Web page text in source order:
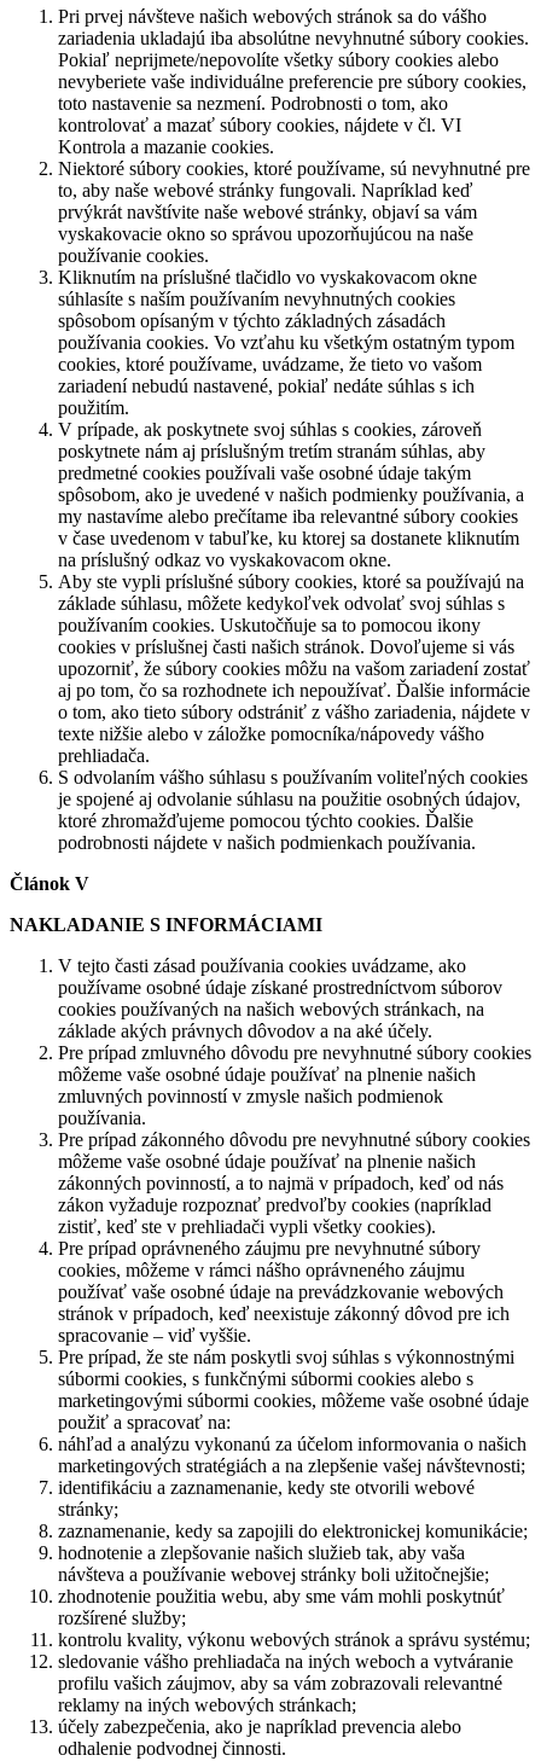
Pri prvej návšteve našich webových stránok sa do vášho
zariadenia ukladajú iba absolútne nevyhnutné súbory cookies.
Pokiaľ neprijmete/nepovolíte všetky súbory cookies alebo
nevyberiete vaše individuálne preferencie pre súbory cookies,
toto nastavenie sa nezmení. Podrobnosti o tom, ako
kontrolovať a mazať súbory cookies, nájdete v čl. VI
Kontrola a mazanie cookies.
Niektoré súbory cookies, ktoré používame, sú nevyhnutné pre
to, aby naše webové stránky fungovali. Napríklad keď
prvýkrát navštívite naše webové stránky, objaví sa vám
vyskakovacie okno so správou upozorňujúcou na naše
používanie cookies.
Kliknutím na príslušné tlačidlo vo vyskakovacom okne
súhlasíte s naším používaním nevyhnutných cookies
spôsobom opísaným v týchto základných zásadách
používania cookies. Vo vzťahu ku všetkým ostatným typom
cookies, ktoré používame, uvádzame, že tieto vo vašom
zariadení nebudú nastavené, pokiaľ nedáte súhlas s ich
použitím.
V prípade, ak poskytnete svoj súhlas s cookies, zároveň
poskytnete nám aj príslušným tretím stranám súhlas, aby
predmetné cookies používali vaše osobné údaje takým
spôsobom, ako je uvedené v našich podmienky používania, a
my nastavíme alebo prečítame iba relevantné súbory cookies
v čase uvedenom v tabuľke, ku ktorej sa dostanete kliknutím
na príslušný odkaz vo vyskakovacom okne.
Aby ste vypli príslušné súbory cookies, ktoré sa používajú na
základe súhlasu, môžete kedykoľvek odvolať svoj súhlas s
používaním cookies. Uskutočňuje sa to pomocou ikony
cookies v príslušnej časti našich stránok. Dovoľujeme si vás
upozorniť, že súbory cookies môžu na vašom zariadení zostať
aj po tom, čo sa rozhodnete ich nepoužívať. Ďalšie informácie
o tom, ako tieto súbory odstrániť z vášho zariadenia, nájdete v
texte nižšie alebo v záložke pomocníka/nápovedy vášho
prehliadača.
S odvolaním vášho súhlasu s používaním voliteľných cookies
je spojené aj odvolanie súhlasu na použitie osobných údajov,
ktoré zhromažďujeme pomocou týchto cookies. Ďalšie
podrobnosti nájdete v našich podmienkach používania.
Článok V
NAKLADANIE S INFORMÁCIAMI
V tejto časti zásad používania cookies uvádzame, ako
používame osobné údaje získané prostredníctvom súborov
cookies používaných na našich webových stránkach, na
základe akých právnych dôvodov a na aké účely.
Pre prípad zmluvného dôvodu pre nevyhnutné súbory cookies
môžeme vaše osobné údaje používať na plnenie našich
zmluvných povinností v zmysle našich podmienok
používania.
Pre prípad zákonného dôvodu pre nevyhnutné súbory cookies
môžeme vaše osobné údaje používať na plnenie našich
zákonných povinností, a to najmä v prípadoch, keď od nás
zákon vyžaduje rozpoznať predvoľby cookies (napríklad
zistiť, keď ste v prehliadači vypli všetky cookies).
Pre prípad oprávneného záujmu pre nevyhnutné súbory
cookies, môžeme v rámci nášho oprávneného záujmu
používať vaše osobné údaje na prevádzkovanie webových
stránok v prípadoch, keď neexistuje zákonný dôvod pre ich
spracovanie – viď vyššie.
Pre prípad, že ste nám poskytli svoj súhlas s výkonnostnými
súbormi cookies, s funkčnými súbormi cookies alebo s
marketingovými súbormi cookies, môžeme vaše osobné údaje
použiť a spracovať na:
náhľad a analýzu vykonanú za účelom informovania o našich
marketingových stratégiách a na zlepšenie vašej návštevnosti;
identifikáciu a zaznamenanie, kedy ste otvorili webové
stránky;
zaznamenanie, kedy sa zapojili do elektronickej komunikácie;
hodnotenie a zlepšovanie našich služieb tak, aby vaša
návšteva a používanie webovej stránky boli užitočnejšie;
zhodnotenie použitia webu, aby sme vám mohli poskytnúť
rozšírené služby;
kontrolu kvality, výkonu webových stránok a správu systému;
sledovanie vášho prehliadača na iných weboch a vytváranie
profilu vašich záujmov, aby sa vám zobrazovali relevantné
reklamy na iných webových stránkach;
účely zabezpečenia, ako je napríklad prevencia alebo
odhalenie podvodnej činnosti.